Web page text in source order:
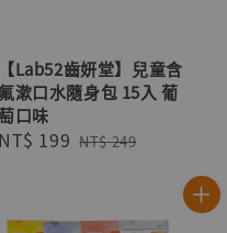
【Lab52齒妍堂】兒童含
氟漱口水隨身包 15入 葡
口味
Sale
NT$ 199 Regular
NT$ 249